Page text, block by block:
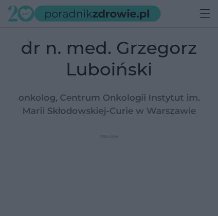
dr n. med. Grzegorz
Luboiński
onkolog, Centrum Onkologii Instytut im.
Marii Skłodowskiej-Curie w Warszawie